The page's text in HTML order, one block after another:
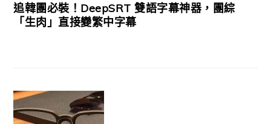
追韓團必裝！DeepSRT 雙語字幕神器，團綜
「生肉」直接變繁中字幕